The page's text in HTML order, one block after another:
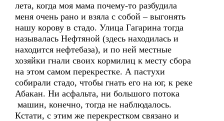
лета, когда моя мама почему-то разбудила
меня очень рано и взяла с собой – выгонять
нашу корову в стадо. Улица Гагарина тогда
называлась Нефтяной (здесь находилась и
находится нефтебаза), и по ней местные
хозяйки гнали своих кормилиц к месту сбора
на этом самом перекрестке. А пастухи
собирали стадо, чтобы гнать его на юг, к реке
Абакан. Ни асфальта, ни большого потока
машин, конечно, тогда не наблюдалось.
Кстати, с этим же перекрестком связано и